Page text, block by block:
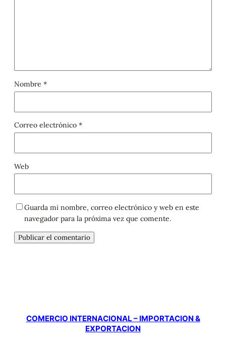
Nombre *
Correo electrónico *
Web
Guarda mi nombre, correo electrónico y web en este
navegador para la próxima vez que comente.
COMERCIO INTERNACIONAL – IMPORTACION &
EXPORTACION